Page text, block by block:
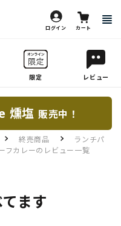
ログイン カート
限定 レビュー
燻塩 販売中！
終売商品
ランチパ
カレーのレビュー一覧
ます